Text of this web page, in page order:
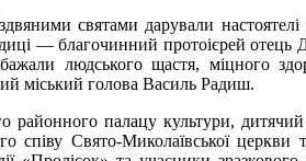
святами дарували
— благочинний протоієрей отець
бажали людського щастя, міцного
міський голова Василь Радиш.
районного палацу культури,
Свято-Миколаївської церкви